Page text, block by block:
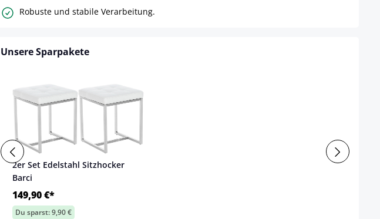
Robuste und stabile Verarbeitung.
Unsere Sparpakete
2er Set Edelstahl Sitzhocker
Barci
149,90 €*
Du sparst: 9,90 €